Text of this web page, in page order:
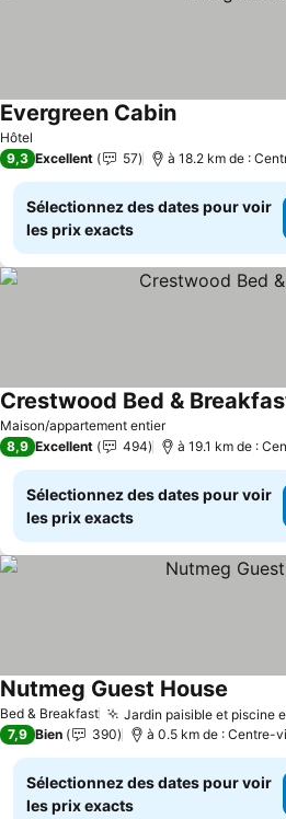
Hôtel
Evergreen Cabin
9,3 Excellent 57 à 18.2 km de :
Sélectionnez des dates pour voir
les prix exacts
Maison/appartement entier
Crestwood Bed &
8,9 Excellent 494 à 19.1 km de :
Sélectionnez des dates pour voir
les prix exacts
Bed & Breakfast Jardin paisible et piscine
Nutmeg Guest House
7,9 Bien 390 à 0.5 km de : Centre-
Sélectionnez des dates pour voir
les prix exacts